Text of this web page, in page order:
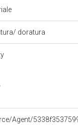
doratura
Agent/